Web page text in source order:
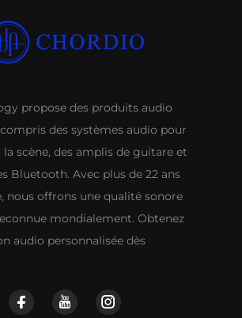
propose des produits audio
des systèmes audio pour
scène, des amplis de guitare et
Bluetooth. Avec plus de 22 ans
nous offrons une qualité sonore
mondialement. Obtenez
audio personnalisée dès